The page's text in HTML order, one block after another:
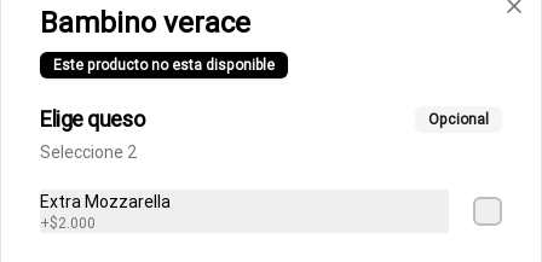
Fettuccine Rossa
Pasta fresca con salsa boloñesa con
un toque de crema y queso parmesano
Bambino verace
Este producto no esta disponible
Elige queso Opcional
Seleccione 2
Extra Mozzarella
+$2.000